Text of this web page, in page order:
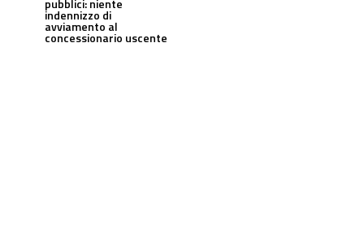
pubblici: niente
indennizzo di
avviamento al
concessionario uscente